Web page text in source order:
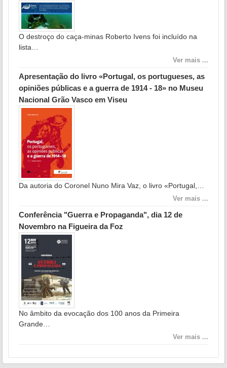
O destroço do caça-minas Roberto Ivens foi incluído na
lista…
Ver mais ...
Apresentação do livro «Portugal, os portugueses, as
opiniões públicas e a guerra de 1914 - 18» no Museu
Nacional Grão Vasco em Viseu
Da autoria do Coronel Nuno Mira Vaz, o livro «Portugal,…
Ver mais ...
Conferência "Guerra e Propaganda", dia 12 de
Novembro na Figueira da Foz
No âmbito da evocação dos 100 anos da Primeira
Grande…
Ver mais ...